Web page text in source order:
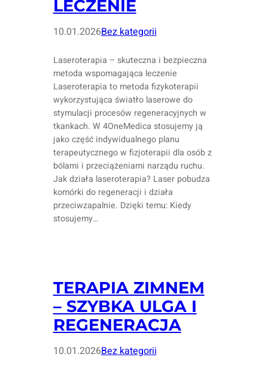
LECZENIE
10.01.2026Bez kategorii
Laseroterapia – skuteczna i bezpieczna
metoda wspomagająca leczenie
Laseroterapia to metoda fizykoterapii
wykorzystująca światło laserowe do
stymulacji procesów regeneracyjnych w
tkankach. W 4OneMedica stosujemy ją
jako część indywidualnego planu
terapeutycznego w fizjoterapii dla osób z
bólami i przeciążeniami narządu ruchu.
Jak działa laseroterapia? Laser pobudza
komórki do regeneracji i działa
przeciwzapalnie. Dzięki temu: Kiedy
stosujemy…
TERAPIA ZIMNEM
– SZYBKA ULGA I
REGENERACJA
10.01.2026Bez kategorii